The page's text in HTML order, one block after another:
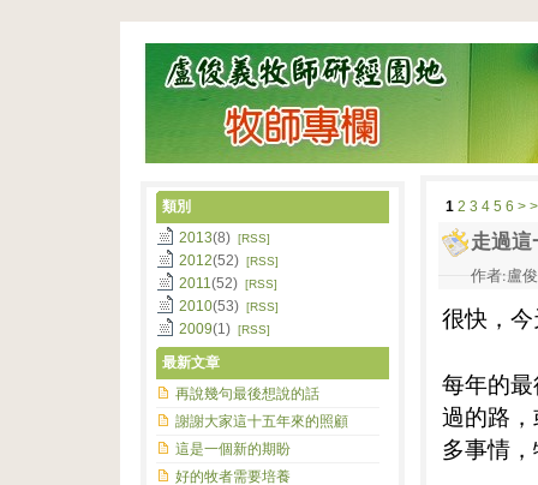
1 2 3 4 5 6 >
走過這
作者:盧
很快，
每年的
過的路
多事情
類別
2013(8) [RSS]
2012(52) [RSS]
2011(52) [RSS]
2010(53) [RSS]
2009(1) [RSS]
最新文章
再說幾句最後想說的話
謝謝大家這十五年來的照顧
這是一個新的期盼
好的牧者需要培養